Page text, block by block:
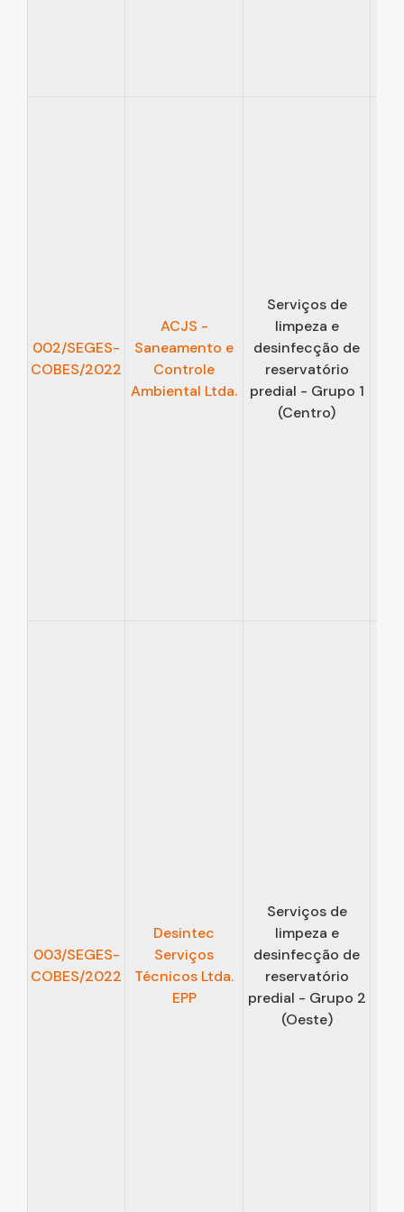
002/SEGES-
COBES/2022
ACJS -
Saneamento e
Controle
Ambiental Ltda.
Serviços de
limpeza e
desinfecção de
reservatório
predial - Grupo 1
(Centro)
003/SEGES-
COBES/2022
Desintec
Serviços
Técnicos Ltda.
EPP
Serviços de
limpeza e
desinfecção de
reservatório
predial - Grupo 2
(Oeste)